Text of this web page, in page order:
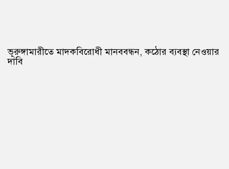
ভূরুঙ্গামারীতে মাদকবিরোধী মানববন্ধন, কঠোর ব্যবস্থা নেওয়ার
দাবি